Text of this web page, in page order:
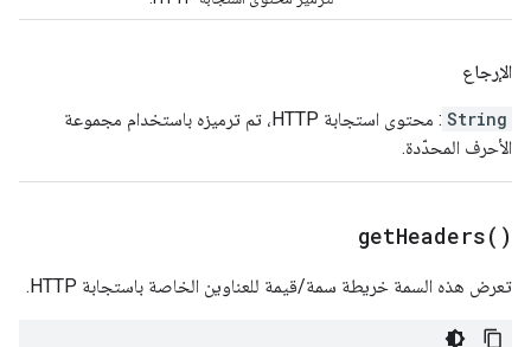
الإرجاع
String
: محتوى استجابة HTTP، تم ترميزه باستخدام مجموعة
الأحرف المحدّدة.
getHeaders( )
تعرض هذه السمة خريطة سمة/قيمة للعناوين الخاصة باستجابة HTTP.